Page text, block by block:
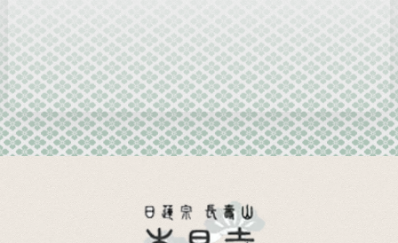
2024-10
2024-09